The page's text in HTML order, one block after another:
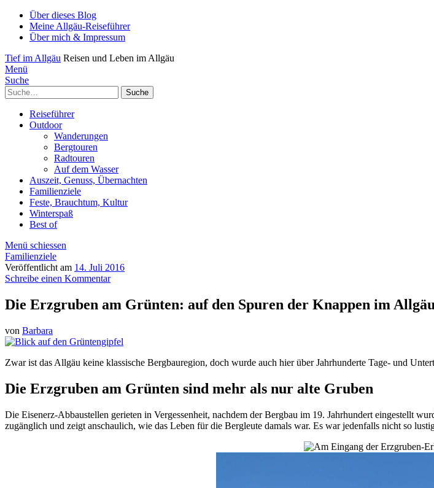
Über dieses Blog
Meine Allgäu-Reiseführer
Über mich & Impressum
Tief im Allgäu Reisen und Leben im Allgäu
Menü
Suche
Suche
Reiseführer
Outdoor
Wanderungen
Bergtouren
Radtouren
Auf dem Wasser
Auszeit, Genuss, Übernachten
Familienziele
Feste, Brauchtum, Kultur
Winterspaß
Best of
Menü schiessen
Familienziele
Veröffentlicht am 14. Juli 2016
Schreibe einen Kommentar
Die Erzgruben am Grünten: auf den Spuren der Knappen im Allgäu
von Barbara
Zwar ist das Allgäu keine klassische Bergbauregion, doch wurde auch hier über Jahrhunderte Tage- und
Die Erzgruben am Grünten sind mehr als nur alte Gruben
Die Eisenerz-Abbaustellen gerieten in Vergessenheit, nachdem der Bergbau im 19. Jahrhundert eingestellt
zugänglich und zeigt anschaulich, wie das Leben für die Bergleute damals war. Es war jedenfalls nicht so